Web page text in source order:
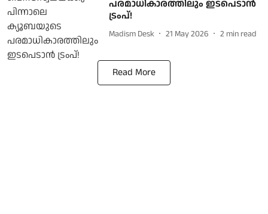
പരമാധികാരത്തിലും ഇടപെടാന്‍
ട്രംപ്!
Madism Desk 21 May 2026 2 min read
Read More